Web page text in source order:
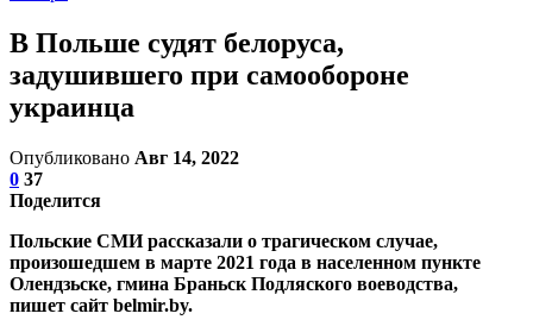
В Польше судят белоруса,
задушившего при самообороне
украинца
Опубликовано Авг 14, 2022
0 37
Поделится
Польские СМИ рассказали о трагическом случае,
произошедшем в марте 2021 года в населенном пункте
Олендзьске, гмина Браньск Подляского воеводства,
пишет сайт belmir.by.